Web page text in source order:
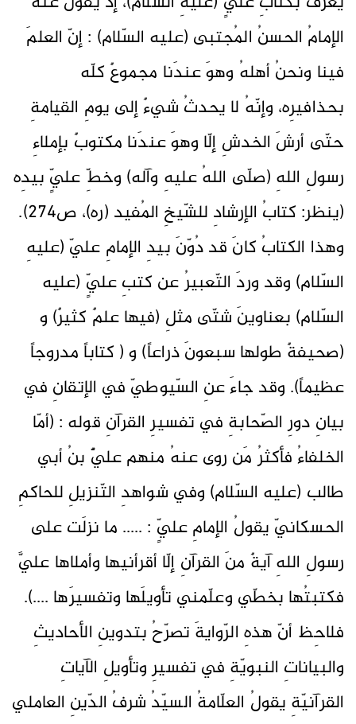
الإمامُ الحسنُ المُجتبى (عليه السّلام) : إنّ العلمَ
فينا ونحنُ أهلهُ وهوَ عندَنا مجموعٌ كلّه
بحذافيرِه، وإنّهُ لا يحدثُ شيءٌ إلى يومِ القيامةِ
حتّى أرشَ الخدشِ إلّا وهوَ عندَنا مكتوبٌ بإملاءِ
رسولِ اللهِ (صلّى اللهُ عليهِ وآله) وخطِّ عليٍّ بيدِه
(ينظر: كتابُ الإرشادِ للشّيخِ المُفيد (ره)، ص274).
وهذا الكتابُ كانَ قد دُوّنَ بيدِ الإمامِ عليّ (عليهِ
السّلام) وقد وردَ التّعبيرُ عن كتبِ عليٍّ (عليه
السّلام) بعناوينَ شتّى مثلِ (فيها علمٌ كثيرٌ) و
(صحيفةٌ طولها سبعونَ ذراعاً) و ( كتاباً مدروجاً
عظيماً). وقد جاءَ عنِ السّيوطيّ في الإتقانِ في
بيانِ دورِ الصّحابةِ في تفسيرِ القرآنِ قوله : (أمّا
الخلفاءُ فأكثرُ مَن روى عنهُ منهم عليٌّ بنُ أبي
طالب (عليه السّلام) وفي شواهدِ التّنزيلِ للحاكمِ
الحسكانيّ يقولُ الإمامِ عليٍّ : ..... ما نزلَت على
رسولِ اللهِ آيةٌ منَ القرآنِ إلّا أقرأنيها وأملاها عليَّ
فكتبتُها بخطّي وعلّمني تأويلَها وتفسيرَها ....).
فلاحِظ أنّ هذهِ الرّوايةَ تصرّحُ بتدوينِ الأحاديثِ
والبياناتِ النبويّةِ في تفسيرِ وتأويلِ الآياتِ
القرآنيّةِ يقولُ العلّامةُ السيّدُ شرفُ الدّينِ العاملي